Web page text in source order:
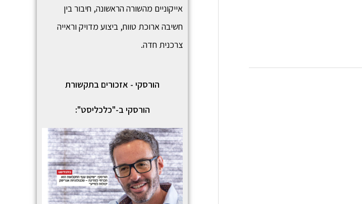
אייקוניים מהשורה הראשונה, חיבור בין
חשיבה ארוכת טווח, ביצוע מדויק וראייה
צרכנית חדה.
הורסקי - אזכורים בתקשורת
הורסקי ב-"כלכליסט":